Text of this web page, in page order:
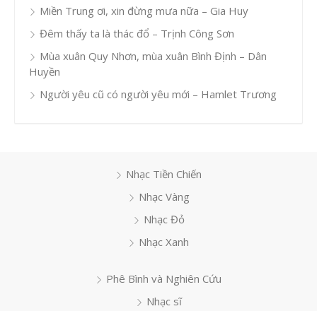
Miền Trung ơi, xin đừng mưa nữa – Gia Huy
Đêm thấy ta là thác đổ – Trịnh Công Sơn
Mùa xuân Quy Nhơn, mùa xuân Bình Định – Dân
Huyền
Người yêu cũ có người yêu mới – Hamlet Trương
Nhạc Tiền Chiến
Nhạc Vàng
Nhạc Đỏ
Nhạc Xanh
Phê Bình và Nghiên Cứu
Nhạc sĩ